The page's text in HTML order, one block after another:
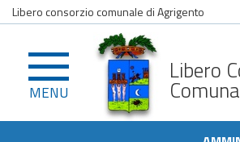
Libero consorzio comunale di Agrigento
MENU
Libero